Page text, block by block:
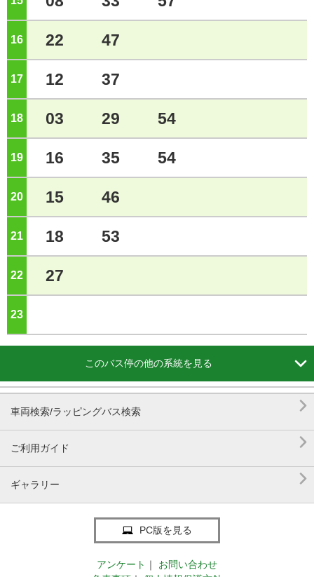
16 22 47
17 12 37
18 03 29 54
19 16 35 54
20 15 46
21 18 53
22 27
23
このバス停の他の系統を見る 
車両検索/ラッピングバス検索 
ご利用ガイド 
ギャラリー 
PC版を見る
アンケート ｜
お問い合わせ